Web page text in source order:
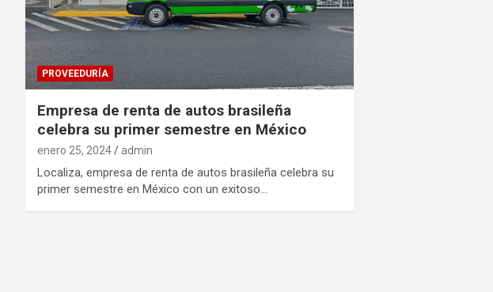
PROVEEDURÍA
Empresa de renta de autos brasileña
celebra su primer semestre en México
enero 25, 2024 admin
Localiza, empresa de renta de autos brasileña celebra su
primer semestre en México con un exitoso…